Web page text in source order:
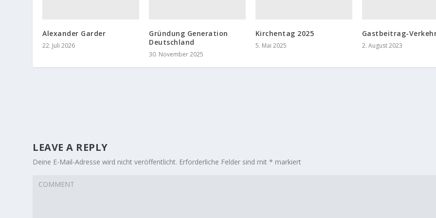
Alexander Garder
22. Juli 2026
Gründung Generation
Deutschland
30. November 2025
Kirchentag 2025
5. Mai 2025
Gastbeitrag-
2. August 2023
LEAVE A REPLY
Deine E-Mail-Adresse wird nicht veröffentlicht. Erforderliche Felder sind mit* markiert